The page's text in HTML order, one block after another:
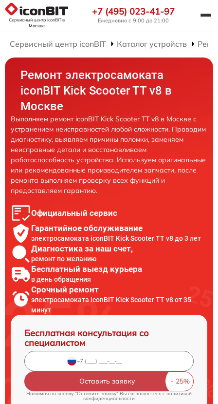
Сервисный центр iconBITв
Москве
+7 (495) 023-41-97
Ежедневно с 9:00 до 21:00
Сервисный центр iconBIT Каталог устройств
Ремонт электросамоката
iconBIT Kick Scooter TT v8 в
Москве
Выполняем ремонт iconBIT Kick Scooter TT v8 в Москве с
устранением неисправностей любой сложности. Проводим
диагностику, выявляем причины поломки, заменяем
неисправные детали и восстанавливаем
работоспособность устройства. Используем оригинальные
или рекомендованные производителем запчасти, после
ремонта выполняем проверку всех функций и
предоставляем гарантию.
Официальный сервис
Гарантийное обслуживание
электросамоката iconBIT Kick Scooter TT v8 до 3 лет
Диагностика за наш счет,
ремонт по желанию
Бесплатный выезд курьера
в день обращения
Срочный ремонт
электросамоката iconBIT Kick Scooter TT v8 от 35
минут
Бесплатная консультация со
специалистом
Оставить заявку
Нажимая на кнопку "Оставить заявку" Вы соглашаетесь cполитикой
конфиденциальности